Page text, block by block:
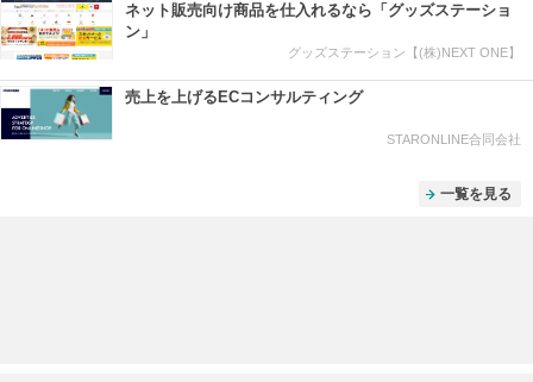
ネット販売向け商品を仕入れるなら「グッズステーショ
ン」
グッズステーション【(株)NEXT ONE】
売上を上げるECコンサルティング
STARONLINE合同会社
一覧を見る